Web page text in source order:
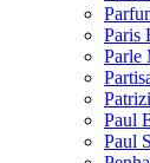
Paris
Parle
Paul
Paul